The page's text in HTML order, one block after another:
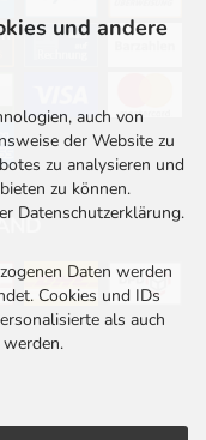
und andere
auch von
der Website zu
zu analysieren und
zu können.
Datenschutzerklärung.
Daten werden
Cookies und IDs
als auch